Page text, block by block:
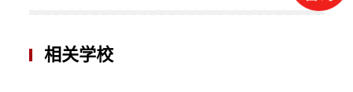
相关学校